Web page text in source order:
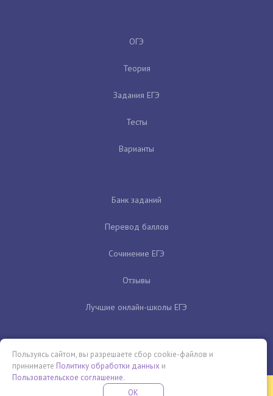
ОГЭ
Теория
Задания ЕГЭ
Тесты
Варианты
Банк заданий
Перевод баллов
Сочинение ЕГЭ
Отзывы
Лучшие онлайн-школы ЕГЭ
Бесплатная летняя школа
Пользуясь сайтом, вы разрешаете сбор cookie-файлов и
принимаете Политику обработки данных и
Пользовательское соглашение.
OK